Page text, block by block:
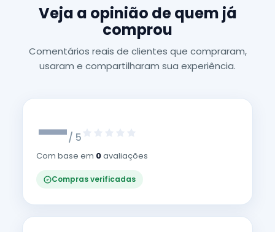
Veja a opinião de quem já
comprou
Comentários reais de clientes que compraram,
usaram e compartilharam sua experiência.
—/ 5
Com base em 0avaliações
Compras verificadas